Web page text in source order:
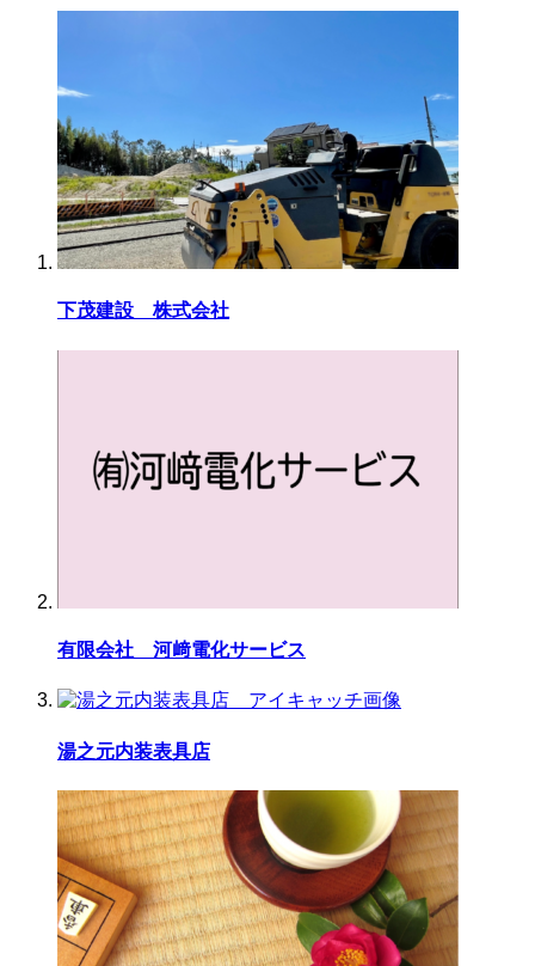
下茂建設 株式会社
有限会社 河﨑電化サービス
湯之元内装表具店